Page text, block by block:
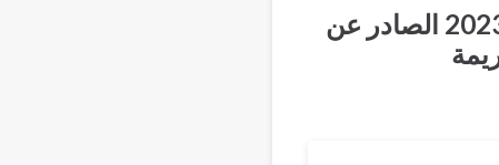
مقتطفات من تقرير المخدرات العالمي لعام 2023 الصادر عن